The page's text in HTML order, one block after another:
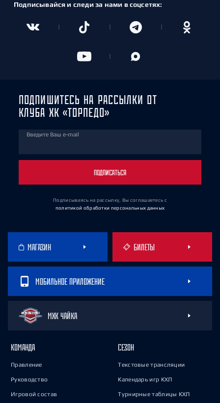
Подписывайся и следи за нами в соцсетях:
ПОДПИШИТЕСЬ НА РАССЫЛКИ ОТ
КЛУБА ХК «ТОРПЕДО»
Введите Ваш e-mail
ПОДПИСАТЬСЯ
Подписываясь на рассылку, Вы соглашаетесь с
политикой обработки персональных данных
МАГАЗИН БИЛЕТЫ
МОБИЛЬНОЕ ПРИЛОЖЕНИЕ
МХК ЧАЙКА
КОМАНДА
Правление
Руководство
Игровой состав
СЕЗОН
Текстовые трансляции
Календарь игр КХЛ
Турнирные таблицы КХЛ